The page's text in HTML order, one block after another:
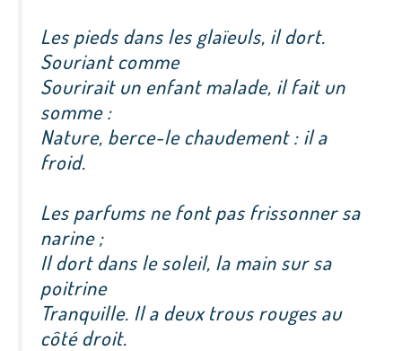
Les pieds dans les glaïeuls, il dort.
Souriant comme
Sourirait un enfant malade, il fait un
somme :
Nature, berce-le chaudement : il a
froid.
Les parfums ne font pas frissonner sa
narine ;
Il dort dans le soleil, la main sur sa
poitrine
Tranquille. Il a deux trous rouges au
côté droit.